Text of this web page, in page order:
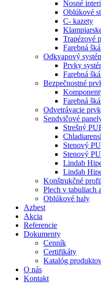
Nosné
Oblúkové
C- kazety
Trapézové
Farebná
Odkvapový
Prvky
Farebná
Bezpečnostné
Farebná
Odvetrávacie
Sendvičové
Strešný
Stenový
Stenový
Lindab
Lindab
Konštrukčné
Plech v tabuliach
Oblúkové haly
Azbest
Akcia
Referencie
Dokumenty
Cenník
Certifikáty
Katalóg
O nás
Kontakt